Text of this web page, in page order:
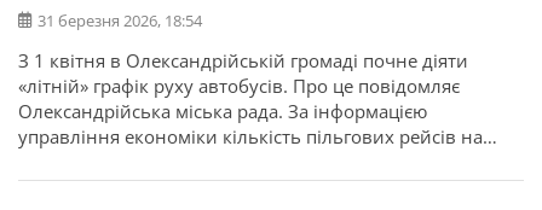
31 березня 2026, 18:54
З 1 квітня в Олександрійській громаді почне діяти
«літній» графік руху автобусів. Про це повідомляє
Олександрійська міська рада. За інформацією
управління економіки кількість пільгових рейсів на
на тиждень. Також відновлюється рух автобуса №14, що